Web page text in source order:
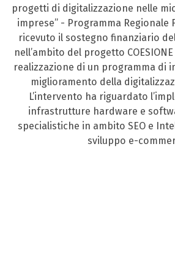
progetti di digitalizzazione nelle
imprese” - Programma Regionale
ricevuto il sostegno finanziario
nell’ambito del progetto COESIONE
realizzazione di un programma di
miglioramento della
L’intervento ha riguardato
infrastrutture hardware e
specialistiche in ambito SEO e
sviluppo e-